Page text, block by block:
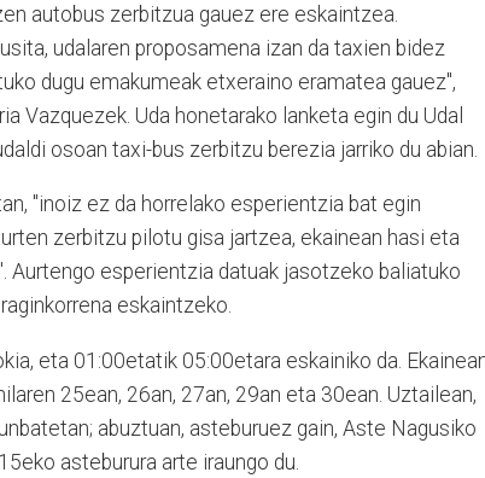
autobus zerbitzua gauez ere eskaintzea.
udalaren proposamena izan da taxien bidez
dugu emakumeak etxeraino eramatea gauez",
Vazquezek. Uda honetarako lanketa egin du Udal
osoan taxi-bus zerbitzu berezia jarriko du abian.
"inoiz ez da horrelako esperientzia bat egin
zerbitzu pilotu gisa jartzea, ekainean hasi eta
Aurtengo esperientzia datuak jasotzeko baliatuko
eskaintzeko.
eta 01:00etatik 05:00etara eskainiko da.
25ean, 26an, 27an, 29an eta 30ean. Uztailean,
abuztuan, asteburuez gain, Aste Nagusiko
asteburura arte iraungo du.